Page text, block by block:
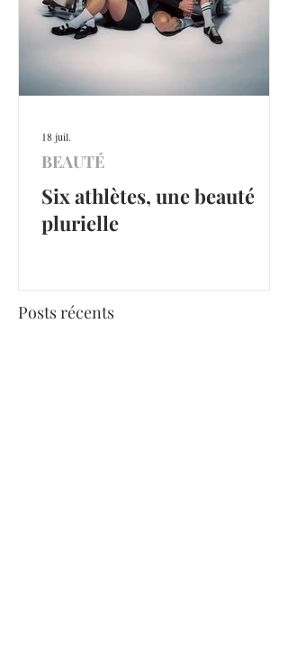
Six athlètes, une beauté
plurielle
BEAUTÉ
18 juil.
Posts récents